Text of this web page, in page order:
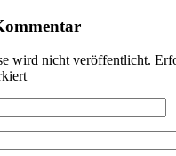
wird nicht veröffentlicht.